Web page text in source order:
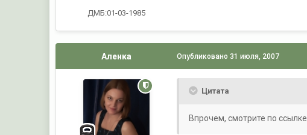
ДМБ:01-03-1985
Аленка Опубликовано 31 июля, 2007
Цитата
Впрочем, смотрите по ссылке